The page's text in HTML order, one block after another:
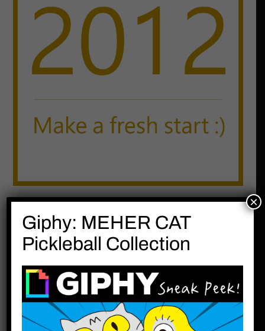
分享此文：
分類: 生活記事
Giphy: MEHER CAT
Pickleball Collection
×